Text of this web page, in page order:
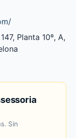
Planta 10º, A,
Sin